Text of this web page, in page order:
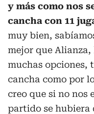
y más como nos
cancha con 11
muy bien,
mejor que Alianza,
muchas opciones,
cancha como por
creo que si no nos
partido se hubiera